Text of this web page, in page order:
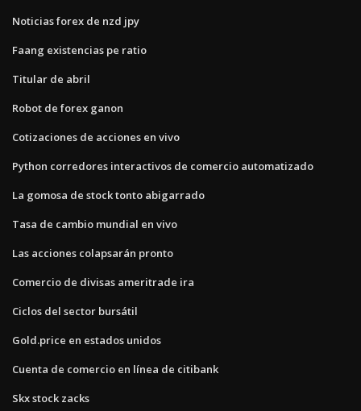
Noticias forex de nzd jpy
Faang existencias pe ratio
Titular de abril
Robot de forex ganon
Cotizaciones de acciones en vivo
Python corredores interactivos de comercio automatizado
La gomosa de stock tonto abigarrado
Tasa de cambio mundial en vivo
Las acciones colapsarán pronto
Comercio de divisas ameritrade ira
Ciclos del sector bursátil
Gold.price en estados unidos
Cuenta de comercio en línea de citibank
Skx stock zacks